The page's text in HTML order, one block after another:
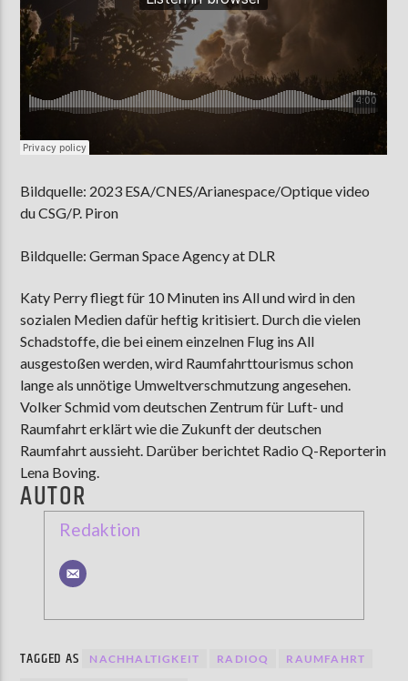
Bildquelle: 2023 ESA/CNES/Arianespace/Optique video
du CSG/P. Piron
Bildquelle: German Space Agency at DLR
Katy Perry fliegt für 10 Minuten ins All und wird in den
sozialen Medien dafür heftig kritisiert. Durch die vielen
Schadstoffe, die bei einem einzelnen Flug ins All
ausgestoßen werden, wird Raumfahrttourismus schon
lange als unnötige Umweltverschmutzung angesehen.
Volker Schmid vom deutschen Zentrum für Luft- und
Raumfahrt erklärt wie die Zukunft der deutschen
Raumfahrt aussieht. Darüber berichtet Radio Q-Reporterin
Lena Boving.
AUTOR
Redaktion
TAGGED AS NACHHALTIGKEIT RADIOQ RAUMFAHRT